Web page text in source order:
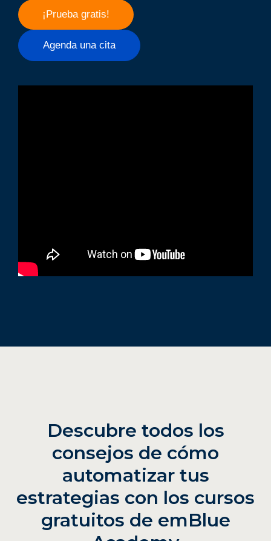
¡Prueba gratis!
Agenda una cita
Descubre todos los
consejos de cómo
automatizar tus
estrategias con los cursos
gratuitos de emBlue